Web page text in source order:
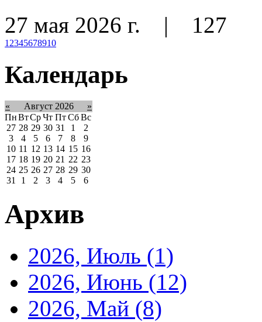
27 мая 2026 г. | 127
1 2345678910
Календарь
« Август 2026
»
ПнВтСрЧт Пт Сб Вс
27 28 29 30 31 1
2
3
4 5 6 7 8
9
10 11 12 13 14 15 16
17 18 19 20 21 22 23
24 25 26 27 28 29 30
31
1 2 3 4 5 6
Архив
2026, Июль (1)
2026, Июнь (12)
2026, Май (8)